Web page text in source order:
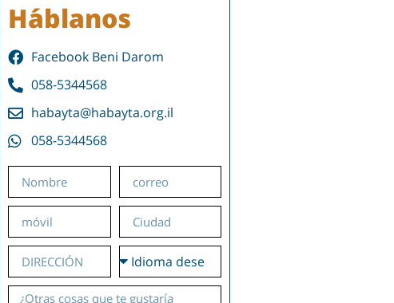
Háblanos
Facebook Beni Darom
058-5344568
habayta@habayta.org.il
058-5344568